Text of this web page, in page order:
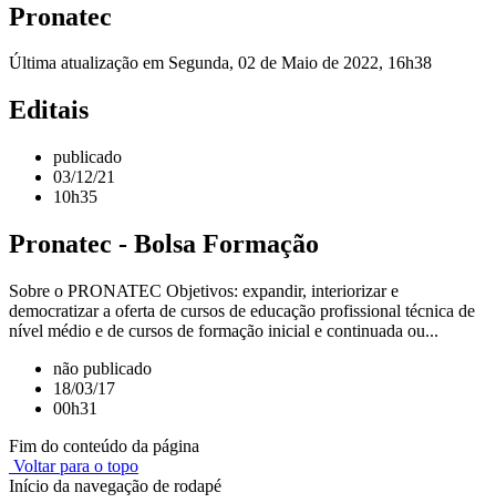
Pronatec
Última atualização em Segunda, 02 de Maio de 2022, 16h38
Editais
publicado
03/12/21
10h35
Pronatec - Bolsa Formação
Sobre o PRONATEC Objetivos: expandir, interiorizar e
democratizar a oferta de cursos de educação profissional técnica de
nível médio e de cursos de formação inicial e continuada ou...
não publicado
18/03/17
00h31
Fim do conteúdo da página
Voltar para o topo
Início da navegação de rodapé